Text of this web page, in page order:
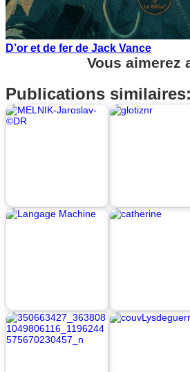
D’or et de fer de Jack Vance
Vous aimerez
Publications similaires: